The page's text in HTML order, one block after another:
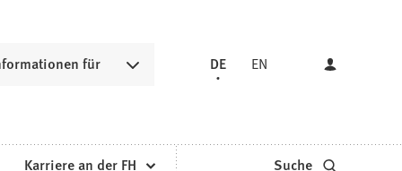
für DE EN
Karriere an der FH Suche